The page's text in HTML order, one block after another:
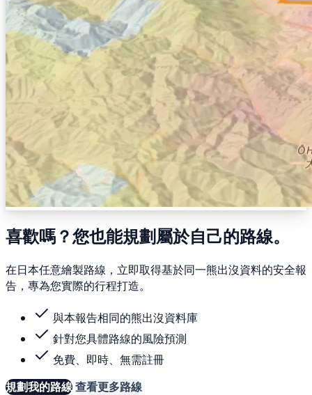
喜歡嗎？您也能規劃屬於自己的路線。
在日本任意繪製路線，立即取得基於同一熊出沒資料的安全報
告，專為您實際的行程打造。
與本報告相同的熊出沒資料庫
針對您具體路線的風險預測
免費、即時、無需註冊
規劃我的路線查看更多路線